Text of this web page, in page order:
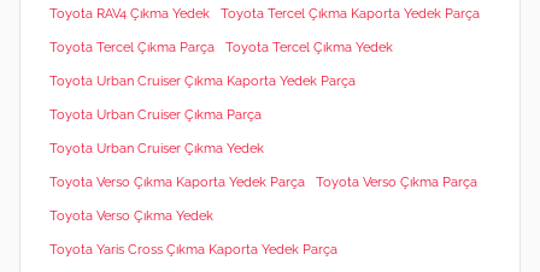
Toyota RAV4 Çıkma Yedek Toyota Tercel Çıkma Kaporta Yedek Parça
Toyota Tercel Çıkma Parça Toyota Tercel Çıkma Yedek
Toyota Urban Cruiser Çıkma Kaporta Yedek Parça
Toyota Urban Cruiser Çıkma Parça
Toyota Urban Cruiser Çıkma Yedek
Toyota Verso Çıkma Kaporta Yedek Parça Toyota Verso Çıkma Parça
Toyota Verso Çıkma Yedek
Toyota Yaris Cross Çıkma Kaporta Yedek Parça